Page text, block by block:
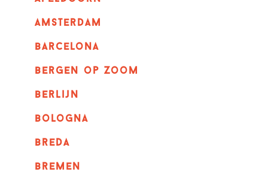
Amsterdam
barcelona
bergen op zoom
berlijn
bologna
breda
bremen